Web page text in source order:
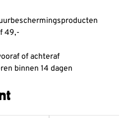
49,-
of achteraf
binnen 14 dagen